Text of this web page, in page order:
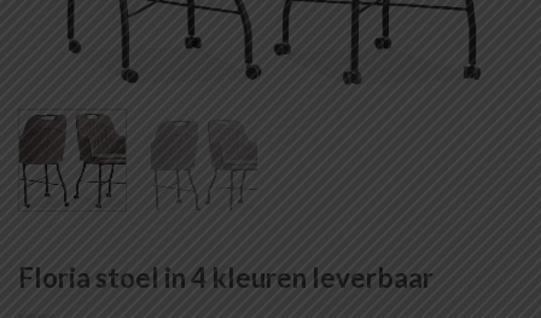
Floria stoel in 4 kleuren leverbaar